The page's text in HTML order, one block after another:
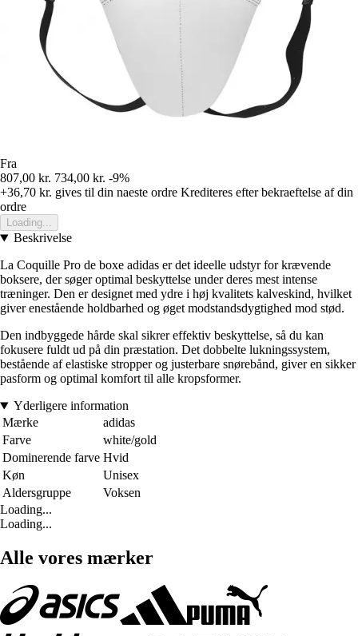
Fra
807,00 kr. 734,00 kr. -9%
+36,70 kr. gives til din naeste ordre Krediteres efter bekraeftelse af din
ordre
Loading...
Beskrivelse
La Coquille Pro de boxe adidas er det ideelle udstyr for krævende
boksere, der søger optimal beskyttelse under deres mest intense
træninger. Den er designet med ydre i høj kvalitets kalveskind, hvilket
giver enestående holdbarhed og øget modstandsdygtighed mod stød.
Den indbyggede hårde skal sikrer effektiv beskyttelse, så du kan
fokusere fuldt ud på din præstation. Det dobbelte lukningssystem,
bestående af elastiske stropper og justerbare snørebånd, giver en sikker
pasform og optimal komfort til alle kropsformer.
Yderligere information
Mærke
adidas
Farve
white/gold
Dominerende farve Hvid
Køn
Unisex
Aldersgruppe
Voksen
Loading...
Loading...
Alle vores mærker